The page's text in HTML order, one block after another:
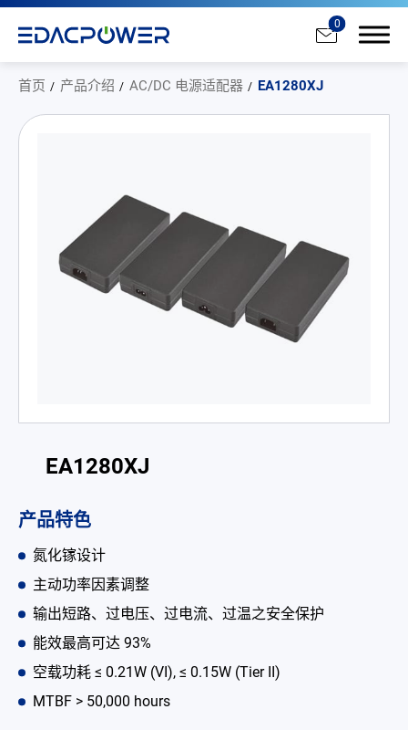
0
首页 产品介绍 AC/DC 电源适配器 EA1280XJ
EA1280XJ
产品特色
氮化镓设计
主动功率因素调整
输出短路、过电压、过电流、过温之安全保护
能效最高可达 93%
空载功耗 ≤ 0.21W (VI), ≤ 0.15W (Tier II)
MTBF > 50,000 hours
AC/DC 电源适配器
AC/DC 医疗电源供应器
电池适配充电器
开放式电源
内置机壳型电源适配器
LED 电源
CRPS 电源
为何选择翌胜
最新消息